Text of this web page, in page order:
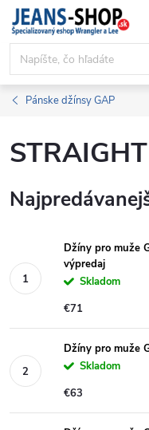
Prejsť
obsah
Pánske džínsy GAP
STRAIGHT
Džíny pro muže
výpredaj
Skladom
€71
Džíny pro muže
Skladom
€63